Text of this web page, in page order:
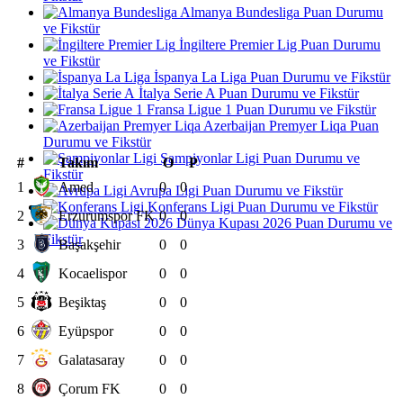
Almanya Bundesliga Puan Durumu
ve Fikstür
İngiltere Premier Lig Puan Durumu
ve Fikstür
İspanya La Liga Puan Durumu ve Fikstür
İtalya Serie A Puan Durumu ve Fikstür
Fransa Ligue 1 Puan Durumu ve Fikstür
Azerbaijan Premyer Liqa Puan
Durumu ve Fikstür
Şampiyonlar Ligi Puan Durumu ve
Fikstür
Avrupa Ligi Puan Durumu ve Fikstür
Konferans Ligi Puan Durumu ve Fikstür
Dünya Kupası 2026 Puan Durumu ve
Fikstür
# Takım O
P
1
Amed 0
0
2
Erzurumspor FK 0
0
3
Başakşehir 0
0
4
Kocaelispor 0
0
5
Beşiktaş 0
0
6
Eyüpspor 0
0
7
Galatasaray 0
0
8
Çorum FK 0
0